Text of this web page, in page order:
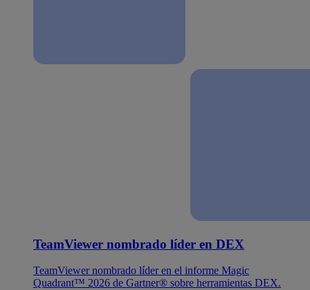
TeamViewer nombrado líder en DEX
TeamViewer nombrado líder en el informe Magic
Quadrant™ 2026 de Gartner® sobre herramientas DEX.